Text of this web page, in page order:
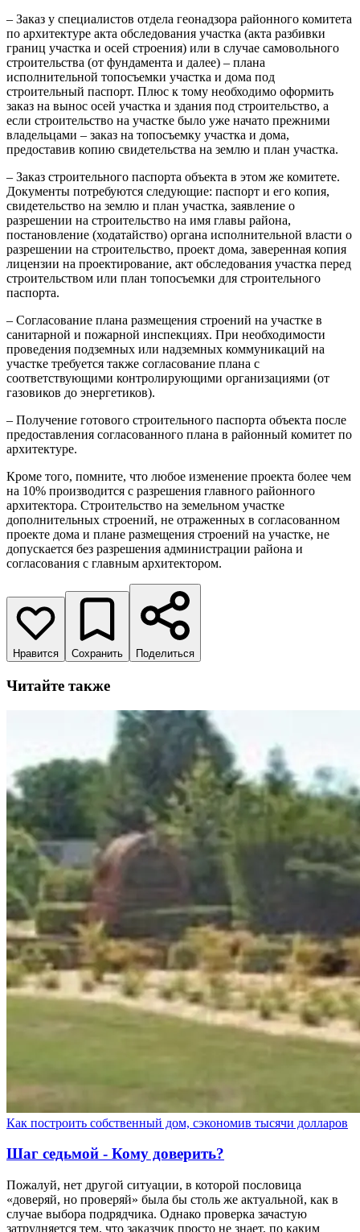
– Заказ у специалистов отдела геонадзора районного комитета
по архитектуре акта обследования участка (акта разбивки
границ участка и осей строения) или в случае самовольного
строительства (от фундамента и далее) – плана
исполнительной топосъемки участка и дома под
строительный паспорт. Плюс к тому необходимо оформить
заказ на вынос осей участка и здания под строительство, а
если строительство на участке было уже начато прежними
владельцами – заказ на топосъемку участка и дома,
предоставив копию свидетельства на землю и план участка.
– Заказ строительного паспорта объекта в этом же комитете.
Документы потребуются следующие: паспорт и его копия,
свидетельство на землю и план участка, заявление о
разрешении на строительство на имя главы района,
постановление (ходатайство) органа исполнительной власти о
разрешении на строительство, проект дома, заверенная копия
лицензии на проектирование, акт обследования участка перед
строительством или план топосъемки для строительного
паспорта.
– Согласование плана размещения строений на участке в
санитарной и пожарной инспекциях. При необходимости
проведения подземных или надземных коммуникаций на
участке требуется также согласование плана с
соответствующими контролирующими организациями (от
газовиков до энергетиков).
– Получение готового строительного паспорта объекта после
предоставления согласованного плана в районный комитет по
архитектуре.
Кроме того, помните, что любое изменение проекта более чем
на 10% производится с разрешения главного районного
архитектора. Строительство на земельном участке
дополнительных строений, не отраженных в согласованном
проекте дома и плане размещения строений на участке, не
допускается без разрешения администрации района и
согласования с главным архитектором.
Нравится Сохранить Поделиться
Читайте также
Как построить собственный дом, сэкономив тысячи долларов
Шаг седьмой - Кому доверить?
Пожалуй, нет другой ситуации, в которой пословица
«доверяй, но проверяй» была бы столь же актуальной, как в
случае выбора подрядчика. Однако проверка зачастую
затрудняется тем, что заказчик просто не знает, по каким